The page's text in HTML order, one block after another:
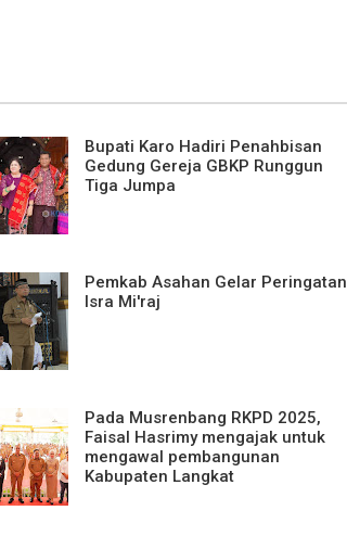
Bupati Karo Hadiri Penahbisan
Gedung Gereja GBKP Runggun
Tiga Jumpa
Pemkab Asahan Gelar Peringatan
Isra Mi'raj
Pada Musrenbang RKPD 2025,
Faisal Hasrimy mengajak untuk
mengawal pembangunan
Kabupaten Langkat